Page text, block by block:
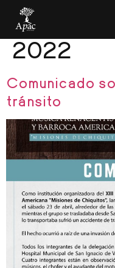
Día:
2022
Comunicado
tránsito